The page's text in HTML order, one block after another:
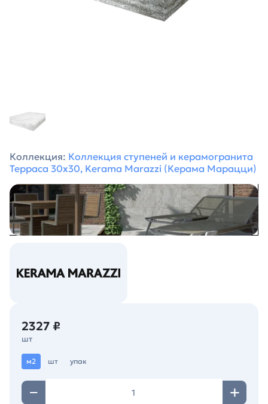
Коллекция: Коллекция ступеней и керамогранита
Терраса 30х30, Kerama Marazzi (Керама Марацци)
2327 ₽
шт
м2 шт упак